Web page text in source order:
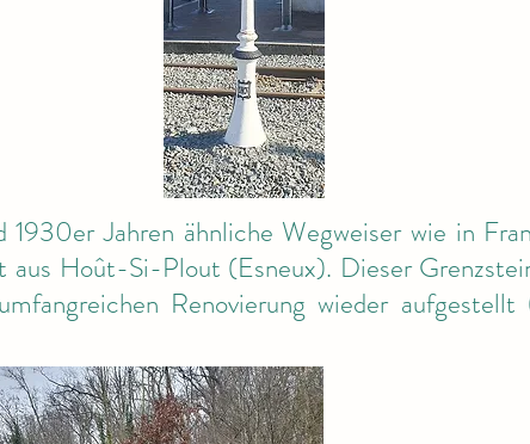
Jahren ähnliche Wegweiser wie in
aus Hoût-Si-Plout (Esneux). Dieser
Renovierung wieder